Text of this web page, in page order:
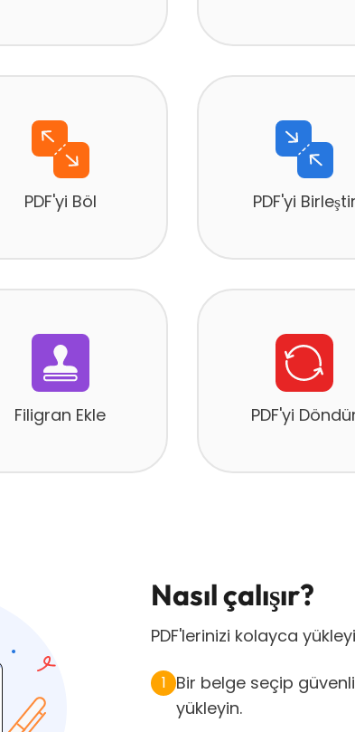
PDF'yi Böl PDF'yi Birleştir
Filigran Ekle PDF'yi
Nasıl çalışır?
PDF'lerinizi kolayca
1 Bir belge seçip
yükleyin.